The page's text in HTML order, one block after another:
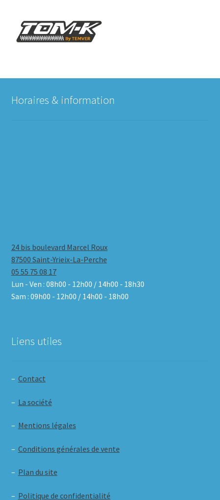
Horaires & information
24 bis boulevard Marcel Roux
87500 Saint-Yrieix-La-Perche
05 55 75 08 17
Lun - Ven : 08h00 - 12h00 / 14h00 - 18h30
Sam : 09h00 - 12h00 / 14h00 - 18h00
Liens utiles
– Contact
– La société
– Mentions légales
– Conditions générales de vente
– Plan du site
– Politique de confidentialité